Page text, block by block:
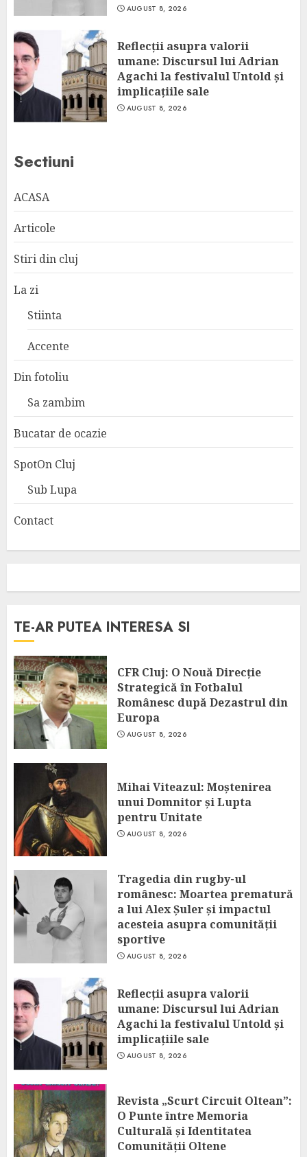
AUGUST 8, 2026
Reflecții asupra valorii
umane: Discursul lui Adrian
Agachi la festivalul Untold și
implicațiile sale
AUGUST 8, 2026
Sectiuni
ACASA
Articole
Stiri din cluj
La zi
Stiinta
Accente
Din fotoliu
Sa zambim
Bucatar de ocazie
SpotOn Cluj
Sub Lupa
Contact
TE-AR PUTEA INTERESA SI
CFR Cluj: O Nouă Direcție
Strategică în Fotbalul
Românesc după Dezastrul din
Europa
AUGUST 8, 2026
Mihai Viteazul: Moștenirea
unui Domnitor și Lupta
pentru Unitate
AUGUST 8, 2026
Tragedia din rugby-ul
românesc: Moartea prematură
a lui Alex Șuler și impactul
acesteia asupra comunității
sportive
AUGUST 8, 2026
Reflecții asupra valorii
umane: Discursul lui Adrian
Agachi la festivalul Untold și
implicațiile sale
AUGUST 8, 2026
Revista „Scurt Circuit Oltean”:
O Punte între Memoria
Culturală și Identitatea
Comunității Oltene